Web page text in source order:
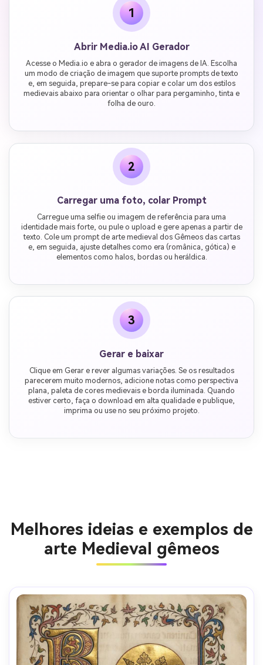
1
Abrir Media.io AI Gerador
Acesse o Media.io e abra o gerador de imagens de IA. Escolha
um modo de criação de imagem que suporte prompts de texto
e, em seguida, prepare-se para copiar e colar um dos estilos
medievais abaixo para orientar o olhar para pergaminho, tinta e
folha de ouro.
2
Carregar uma foto, colar Prompt
Carregue uma selfie ou imagem de referência para uma
identidade mais forte, ou pule o upload e gere apenas a partir de
texto. Cole um prompt de arte medieval dos Gêmeos das cartas
e, em seguida, ajuste detalhes como era (românica, gótica) e
elementos como halos, bordas ou heráldica.
3
Gerar e baixar
Clique em Gerar e rever algumas variações. Se os resultados
parecerem muito modernos, adicione notas como perspectiva
plana, paleta de cores medievais e borda iluminada. Quando
estiver certo, faça o download em alta qualidade e publique,
imprima ou use no seu próximo projeto.
Melhores ideias e exemplos de
arte Medieval gêmeos